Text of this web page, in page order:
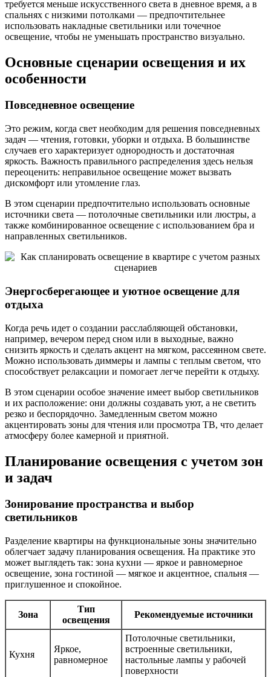
требуется меньше искусственного света в дневное время, а в
спальнях с низкими потолками — предпочтительнее
использовать накладные светильники или точечное
освещение, чтобы не уменьшать пространство визуально.
Основные сценарии освещения и их
особенности
Повседневное освещение
Это режим, когда свет необходим для решения повседневных
задач — чтения, готовки, уборки и отдыха. В большинстве
случаев его характеризует однородность и достаточная
яркость. Важность правильного распределения здесь нельзя
переоценить: неправильное освещение может вызвать
дискомфорт или утомление глаз.
В этом сценарии предпочтительно использовать основные
источники света — потолочные светильники или люстры, а
также комбинированное освещение с использованием бра и
направленных светильников.
Энергосберегающее и уютное освещение для
отдыха
Когда речь идет о создании расслабляющей обстановки,
например, вечером перед сном или в выходные, важно
снизить яркость и сделать акцент на мягком, рассеянном свете.
Можно использовать диммеры и лампы с теплым светом, что
способствует релаксации и помогает легче перейти к отдыху.
В этом сценарии особое значение имеет выбор светильников
и их расположение: они должны создавать уют, а не светить
резко и беспорядочно. Замедленным светом можно
акцентировать зоны для чтения или просмотра ТВ, что делает
атмосферу более камерной и приятной.
Планирование освещения с учетом зон
и задач
Зонирование пространства и выбор
светильников
Разделение квартиры на функциональные зоны значительно
облегчает задачу планирования освещения. На практике это
может выглядеть так: зона кухни — яркое и равномерное
освещение, зона гостиной — мягкое и акцентное, спальня —
приглушенное и спокойное.
Зона
Тип
освещения
Рекомендуемые источники
Кухня
Яркое,
равномерное
Потолочные светильники,
встроенные светильники,
настольные лампы у рабочей
поверхности